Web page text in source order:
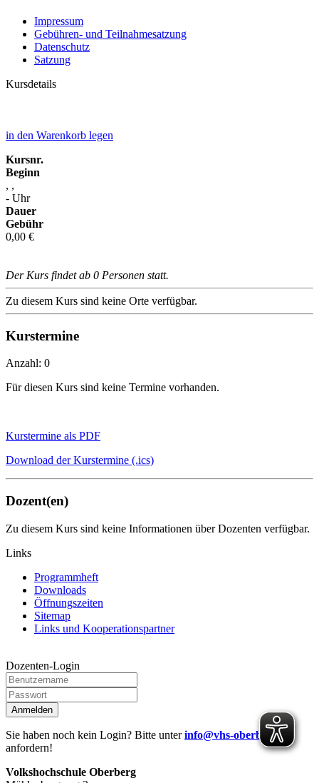
Impressum
Gebühren- und Teilnahmesatzung
Datenschutz
Satzung
Kursdetails
in den Warenkorb legen
Kursnr.
Beginn
, ,
- Uhr
Dauer
Gebühr
0,00 €
Der Kurs findet ab 0 Personen statt.
Zu diesem Kurs sind keine Orte verfügbar.
Kurstermine
Anzahl: 0
Für diesen Kurs sind keine Termine vorhanden.
Kurstermine als PDF
Download der Kurstermine (.ics)
Dozent(en)
Zu diesem Kurs sind keine Informationen über Dozenten verfügbar.
Links
Programmheft
Downloads
Öffnungszeiten
Sitemap
Links und Kooperationspartner
Dozenten-Login
Anmelden
Sie haben noch kein Login? Bitte unterinfo@vhs-oberberg.de
anfordern!
Volkshochschule Oberberg